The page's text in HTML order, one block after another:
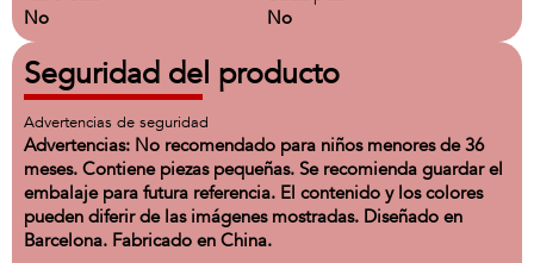
No No
Seguridad del producto
Advertencias de seguridad
Advertencias: No recomendado para niños menores de 36
meses. Contiene piezas pequeñas. Se recomienda guardar el
embalaje para futura referencia. El contenido y los colores
pueden diferir de las imágenes mostradas. Diseñado en
Barcelona. Fabricado en China.